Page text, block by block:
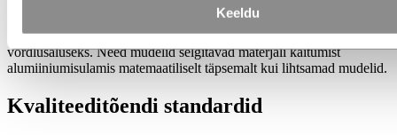
Keeldu
Hydro kasutab olemasolevaid kõrgetasemelisi materjalimudeleid
lõppelemendi (FE) kokkupõrkesimulatsioonideks ja seab neid
võrdlusaluseks. Need mudelid selgitavad materjali käitumist
alumiiniumisulamis matemaatiliselt täpsemalt kui lihtsamad mudelid.
Kvaliteeditõendi standardid